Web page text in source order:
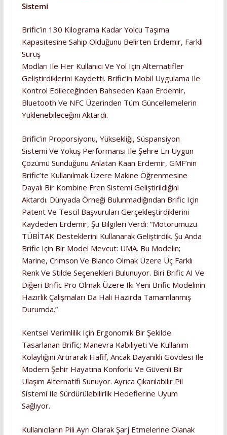
Sistemi
Brific’in 130 Kilograma Kadar Yolcu Taşıma
Kapasitesine Sahip Olduğunu Belirten Erdemir, Farklı
Sürüş
Modları Ile Her Kullanıcı Ve Yol Için Alternatifler
Geliştirdiklerini Kaydetti. Brific’in Mobil Uygulama Ile
Kontrol Edileceğinden Bahseden Kaan Erdemir,
Bluetooth Ve NFC Üzerinden Tüm Güncellemelerin
Yüklenebileceğini Aktardı.
Brific’in Proporsiyonu, Yüksekliği, Süspansiyon
Sistemi Ve Yokuş Performansı Ile Şehre En Uygun
Çözümü Sunduğunu Anlatan Kaan Erdemir, GMF’nin
Brific’te Kullanılmak Üzere Makine Öğrenmesine
Dayalı Bir Kombine Fren Sistemi Geliştirildiğini
Aktardı. Dünyada Örneği Bulunmadığından Brific Için
Patent Ve Tescil Başvuruları Gerçekleştirdiklerini
Kaydeden Erdemir, Şu Bilgileri Verdi: “Motorumuzu
TÜBİTAK Desteklerini Kullanarak Geliştirdik. Şu Anda
Brific Için Bir Model Mevcut: UMA. Bu Modelin;
Marine, Crimson Ve Bianco Olmak Üzere Üç Farklı
Renk Ve Stilde Seçenekleri Bulunuyor. Biri Brific AI Ve
Diğeri Brific Pro Olmak Üzere Iki Yeni Brific Modelinin
Hazırlık Çalışmaları Da Hali Hazırda Tamamlanmış
Durumda.”
Kentsel Verimlilik Için Ergonomik Bir Şekilde
Tasarlanan Brific; Manevra Kabiliyeti Ve Kullanım
Kolaylığını Artırarak Hafif, Ancak Dayanıklı Gövdesi Ile
Modern Şehir Hayatına Konforlu Ve Güvenli Bir
Ulaşım Alternatifi Sunuyor. Ayrıca Çıkarılabilir Pil
Sistemi Ile Sürdürülebilirlik Hedeflerine Uyum
Sağlıyor.
Kullanıcıların Pili Ayrı Olarak Şarj Etmelerine Olanak